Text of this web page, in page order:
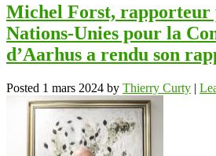
Michel Forst, rapporteur
Nations-Unies pour la
d’Aarhus a rendu son
Posted 1 mars 2024 by Thierry Curty |